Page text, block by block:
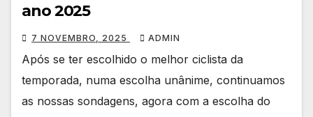
ano 2025
7 NOVEMBRO, 2025 ADMIN
Após se ter escolhido o melhor ciclista da
temporada, numa escolha unânime, continuamos
as nossas sondagens, agora com a escolha do